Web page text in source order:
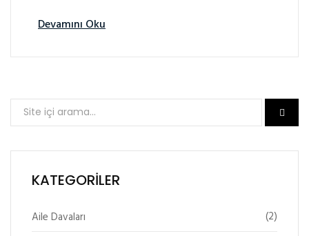
Devamını Oku
KATEGORILER
Aile Davaları
(2)